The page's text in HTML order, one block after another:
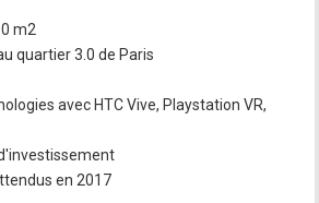
m2
quartier 3.0 de Paris
avec HTC Vive, Playstation VR,
en 2017